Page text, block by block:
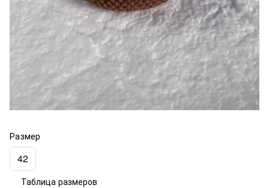
Размер
42
Таблица размеров